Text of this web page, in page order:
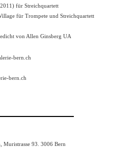
für Streichquartett
für Trompete und Streichquartett
von Allen Ginsberg UA
bern.ch
bern.ch
Muristrasse 93. 3006 Bern